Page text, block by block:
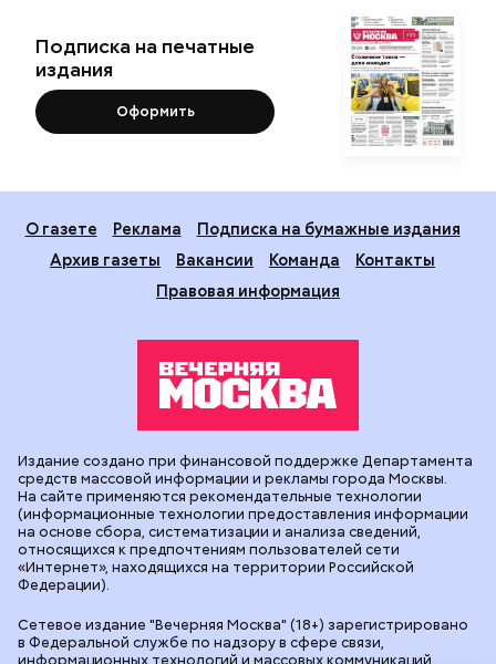
Подписка на печатные
издания
Оформить
О газете Реклама
Подписка на бумажные издания
Архив газеты
Вакансии Команда
Контакты
Правовая информация
Сетевое издание "Вечерняя Москва" (18+) зарегистрировано
в Федеральной службе по надзору в сфере связи,
информационных технологий и массовых коммуникаций
Издание создано при финансовой поддержке Департамента
средств массовой информации и рекламы города Москвы.
На сайте применяются рекомендательные технологии
(информационные технологии предоставления информации
на основе сбора, систематизации и анализа сведений,
относящихся к предпочтениям пользователей сети
«Интернет», находящихся на территории Российской
Федерации).